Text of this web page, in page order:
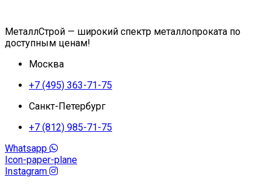
МеталлСтрой — широкий спектр металлопроката по
доступным ценам!
Москва
+7 (495) 363-71-75
Санкт-Петербург
+7 (812) 985-71-75
Whatsapp
Icon-paper-plane
Instagram